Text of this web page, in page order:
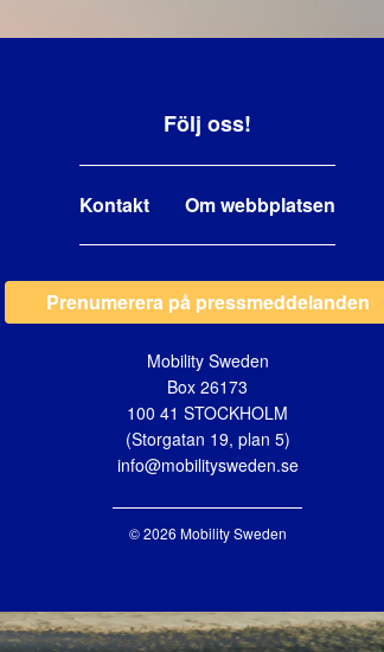
Följ oss!
Kontakt Om webbplatsen
Prenumerera på pressmeddelanden
Mobility Sweden
Box 26173
100 41 STOCKHOLM
(Storgatan 19, plan 5)
info@mobilitysweden.se
© 2026 Mobility Sweden